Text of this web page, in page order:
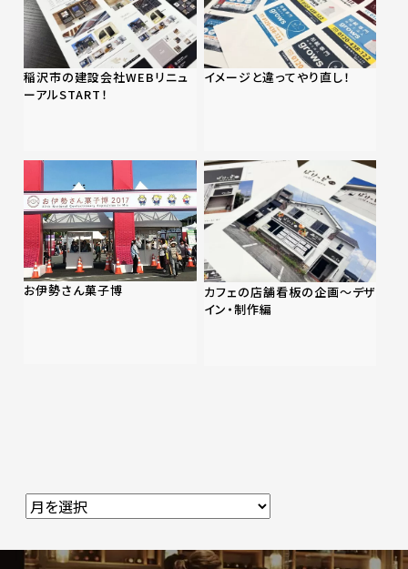
稲沢市の建設会社WEBリニュ
ーアルSTART！
イメージと違ってやり直し！
お伊勢さん菓子博
カフェの店舗看板の企画〜デザ
イン・制作編